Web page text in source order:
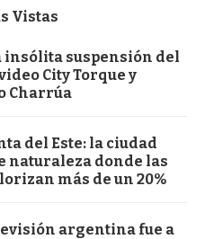
Vistas
insólita suspensión del
City Torque y
Charrúa
del Este: la ciudad
naturaleza donde las
más de un 20%
argentina fue a